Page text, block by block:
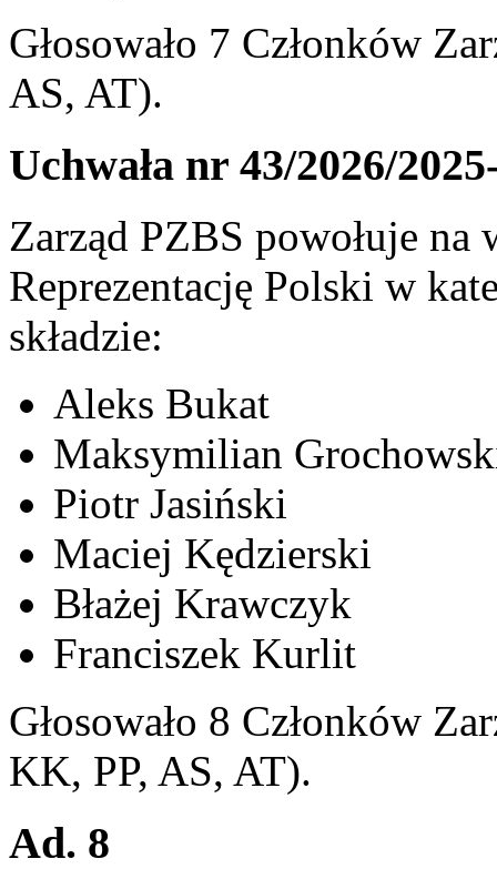
Głosowało 7 Członków
AS, AT).
Uchwała nr 43/2026/
Zarząd PZBS powołuje na
Reprezentację Polski w
składzie:
Aleks Bukat
Maksymilian
Piotr Jasiński
Maciej Kędzierski
Błażej Krawczyk
Franciszek Kurlit
Głosowało 8 Członków
KK, PP, AS, AT).
Ad. 8